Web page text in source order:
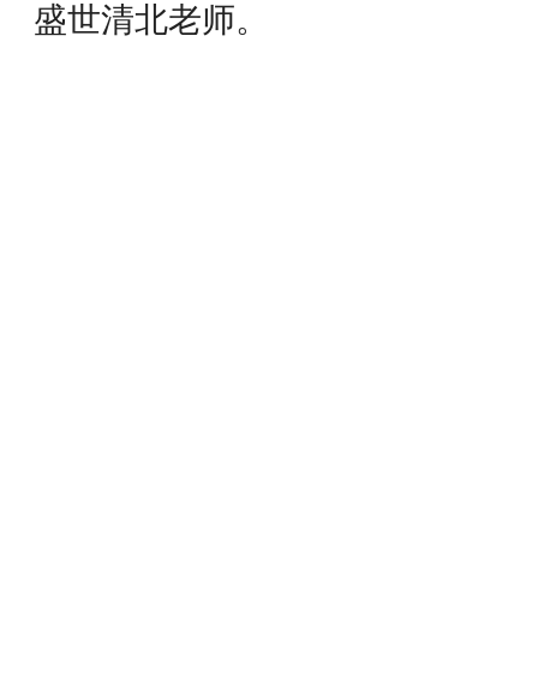
盛世清北老师。